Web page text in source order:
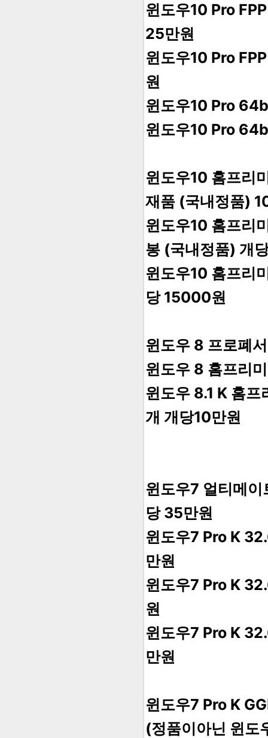
윈도우10 Pro
25만원
윈도우10 Pro
원
윈도우10 Pro
윈도우10 Pro
윈도우10 홈프리
재품 (국내정품)
윈도우10 홈프리
봉 (국내정품) 개
윈도우10 홈프리
당 15000원
윈도우 8 프로폐
윈도우 8 홈프리
윈도우 8.1 K 홈
개 개당10만원
윈도우7 얼티메
당 35만원
윈도우7 Pro K
만원
윈도우7 Pro K
원
윈도우7 Pro K
만원
윈도우7 Pro K
(정품이아닌 윈도